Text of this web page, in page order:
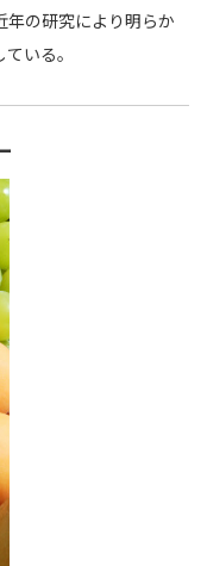
年の研究により明らか
いる。